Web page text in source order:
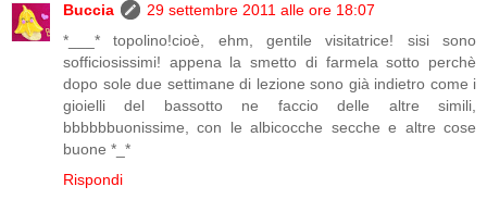
Buccia
29 settembre 2011 alle ore 18:07
*___* topolino!cioè, ehm, gentile visitatrice! sisi sono
sofficiosissimi! appena la smetto di farmela sotto perchè
dopo sole due settimane di lezione sono già indietro come i
gioielli del bassotto ne faccio delle altre simili,
bbbbbbuonissime, con le albicocche secche e altre cose
buone *_*
Rispondi